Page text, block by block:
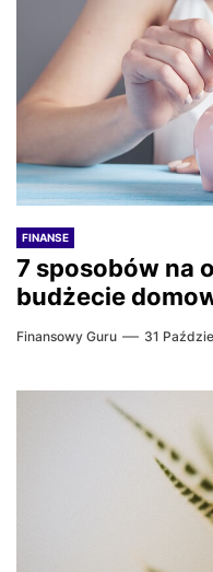
FINANSE
7 sposobów na
budżecie
Finansowy Guru 31